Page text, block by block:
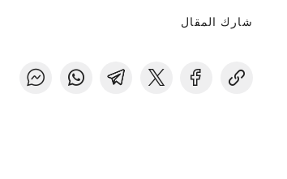
شارك المقال